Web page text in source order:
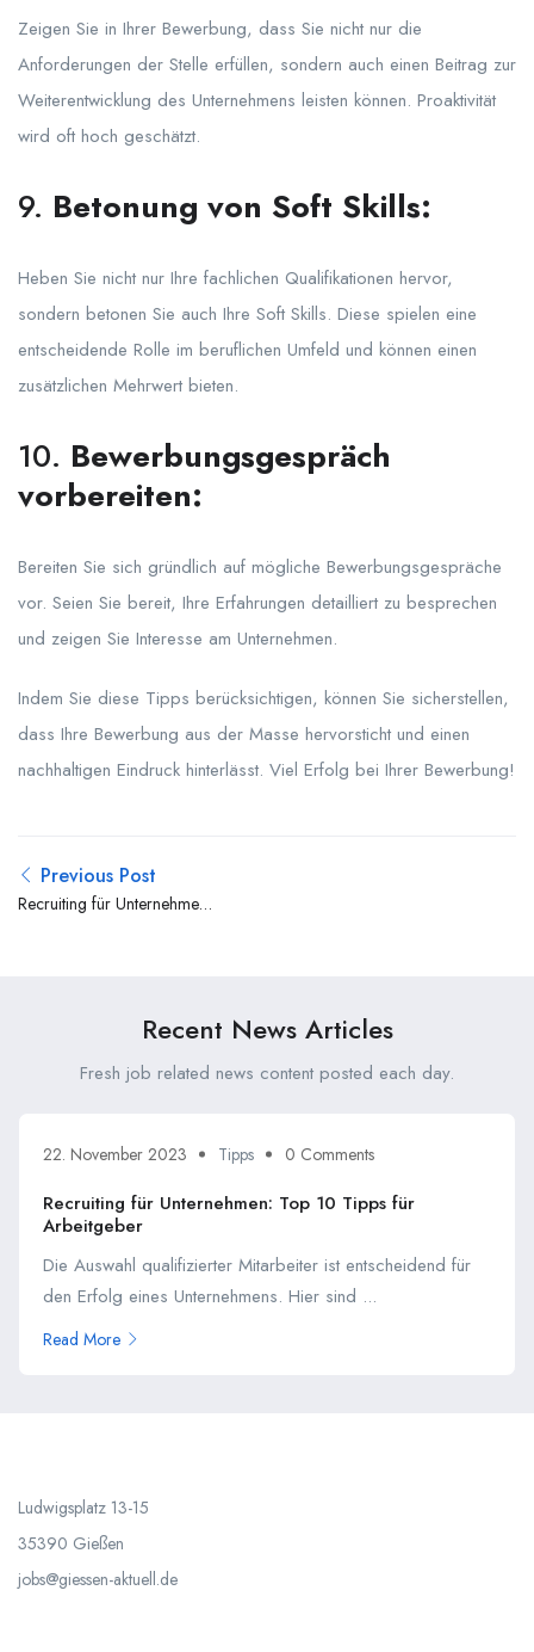
Zeigen Sie in Ihrer Bewerbung, dass Sie nicht nur die
Anforderungen der Stelle erfüllen, sondern auch einen Beitrag zur
Weiterentwicklung des Unternehmens leisten können. Proaktivität
wird oft hoch geschätzt.
9. Betonung von Soft Skills:
Heben Sie nicht nur Ihre fachlichen Qualifikationen hervor,
sondern betonen Sie auch Ihre Soft Skills. Diese spielen eine
entscheidende Rolle im beruflichen Umfeld und können einen
zusätzlichen Mehrwert bieten.
10. Bewerbungsgespräch
vorbereiten:
Bereiten Sie sich gründlich auf mögliche Bewerbungsgespräche
vor. Seien Sie bereit, Ihre Erfahrungen detailliert zu besprechen
und zeigen Sie Interesse am Unternehmen.
Indem Sie diese Tipps berücksichtigen, können Sie sicherstellen,
dass Ihre Bewerbung aus der Masse hervorsticht und einen
nachhaltigen Eindruck hinterlässt. Viel Erfolg bei Ihrer Bewerbung!
Previous Post
Recruiting für Unternehmen:
Recent News Articles
Fresh job related news content posted each day.
22. November 2023 Tipps 0 Comments
Recruiting für Unternehmen: Top 10 Tipps für
Arbeitgeber
Die Auswahl qualifizierter Mitarbeiter ist entscheidend für
den Erfolg eines Unternehmens. Hier sind ...
Read More
Ludwigsplatz 13-15
35390 Gießen
jobs@giessen-aktuell.de